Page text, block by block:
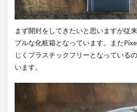
デザ
イン
を確
認。
2.1
Pixel
8aと
較。
まず開封をしてきたいと思いますが従
プルな化粧箱となっています。また
じくプラスチックフリーとなっている
います。